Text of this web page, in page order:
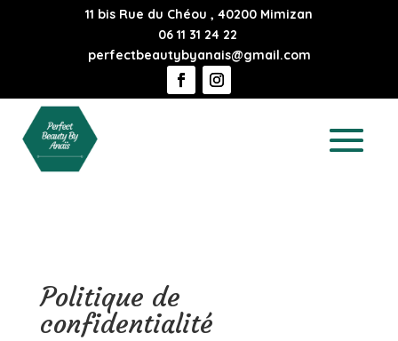
11 bis Rue du Chéou , 40200 Mimizan
06 11 31 24 22
perfectbeautybyanais@gmail.com
Politique de
confidentialité